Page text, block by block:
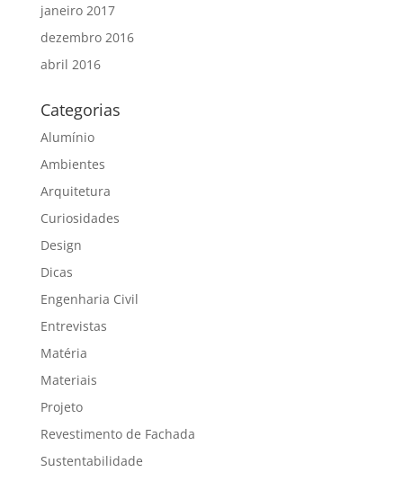
janeiro 2017
dezembro 2016
abril 2016
Categorias
Alumínio
Ambientes
Arquitetura
Curiosidades
Design
Dicas
Engenharia Civil
Entrevistas
Matéria
Materiais
Projeto
Revestimento de Fachada
Sustentabilidade